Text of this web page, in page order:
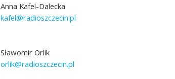
Anna Kafel-Dalecka
kafel@radioszczecin.pl
Sławomir Orlik
orlik@radioszczecin.pl